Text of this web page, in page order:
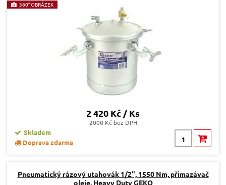
360° OBRÁZEK
2 420 Kč / Ks
2000 Kč bez DPH
Skladem
Doprava zdarma
Pneumatický rázový utahovák 1/2", 1550 Nm, přimazávač
oleje, Heavy Duty GEKO